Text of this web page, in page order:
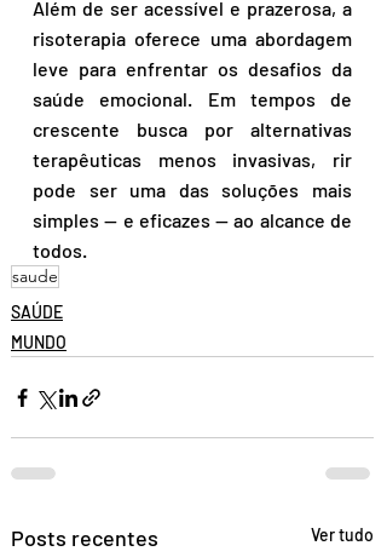
Além de ser acessível e prazerosa, a
risoterapia oferece uma abordagem
leve para enfrentar os desafios da
saúde emocional. Em tempos de
crescente busca por alternativas
terapêuticas menos invasivas, rir
pode ser uma das soluções mais
simples — e eficazes — ao alcance de
todos.
saude
SAÚDE
MUNDO
Posts recentes Ver tudo